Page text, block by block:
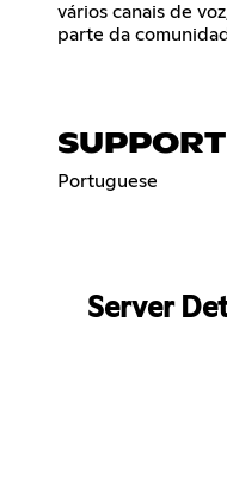
vários canais de
parte da
Portuguese
Server